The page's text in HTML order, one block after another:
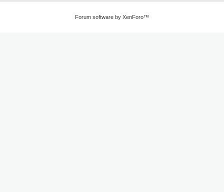
Forum software by XenForo™